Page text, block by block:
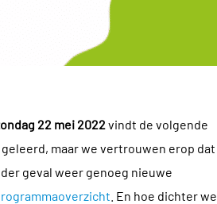
22 mei 2022vindt de volgende
maar we vertrouwen erop dat
geval weer genoeg nieuwe
. En hoe dichter we